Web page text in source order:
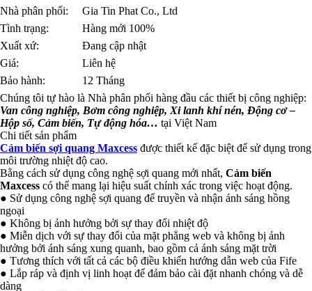
Nhà phân phối:
Gia Tin Phat Co., Ltd
Tình trạng:
Hàng mới 100%
Xuất xứ:
Đang cập nhật
Giá:
Liên hệ
Bảo hành:
12 Tháng
Chúng tôi tự hào là Nhà phân phối hàng đầu các thiết bị công nghiệp:
Van công nghiệp, Bơm công nghiệp, Xi lanh khí nén, Động cơ –
Hộp số, Cảm biến, Tự động hóa… tại Việt Nam
Chi tiết sản phẩm
Cảm biến sợi quang Maxcess được thiết kế đặc biệt để sử dụng trong
môi trường nhiệt độ cao.
Bằng cách sử dụng công nghệ sợi quang mới nhất, Cảm biến
Maxcess có thể mang lại hiệu suất chính xác trong việc hoạt động.
● Sử dụng công nghệ sợi quang để truyền và nhận ánh sáng hồng
ngoại
● Không bị ảnh hưởng bởi sự thay đổi nhiệt độ
● Miễn dịch với sự thay đổi của mặt phẳng web và không bị ảnh
hưởng bởi ánh sáng xung quanh, bao gồm cả ánh sáng mặt trời
● Tương thích với tất cả các bộ điều khiển hướng dẫn web của Fife
● Lắp ráp và định vị linh hoạt để đảm bảo cài đặt nhanh chóng và dễ
dàng